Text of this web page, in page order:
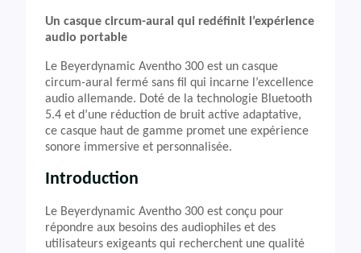
Un casque circum-aural qui redéfinit l’expérience
audio portable
Le Beyerdynamic Aventho 300 est un casque
circum-aural fermé sans fil qui incarne l’excellence
audio allemande. Doté de la technologie Bluetooth
5.4 et d’une réduction de bruit active adaptative,
ce casque haut de gamme promet une expérience
sonore immersive et personnalisée.
Introduction
Le Beyerdynamic Aventho 300 est conçu pour
répondre aux besoins des audiophiles et des
utilisateurs exigeants qui recherchent une qualité